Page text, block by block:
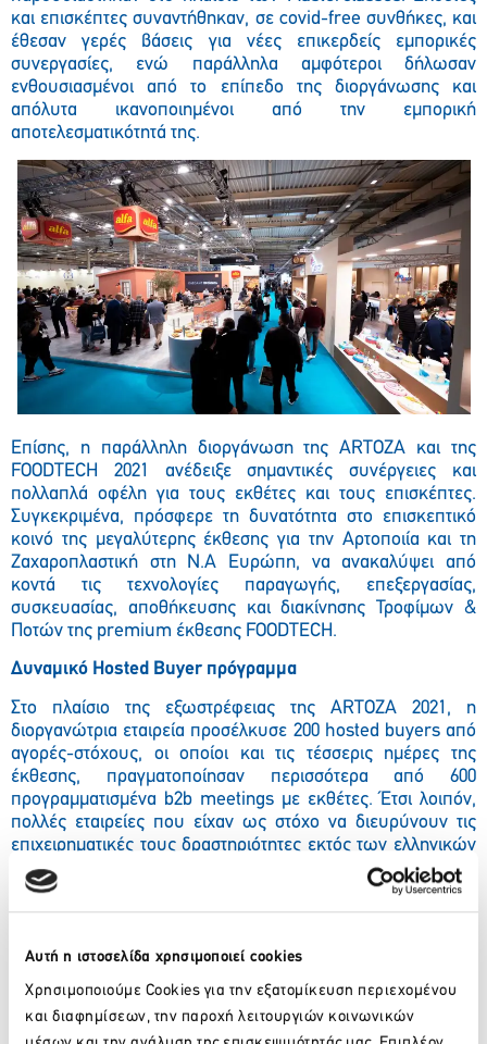
Αυτή η ιστοσελίδα χρησιμοποιεί cookies
Χρησιμοποιούμε Cookies για την εξατομίκευση περιεχομένου
και διαφημίσεων, την παροχή λειτουργιών κοινωνικών
και επισκέπτες συναντήθηκαν, σε covid-free συνθήκες, και
έθεσαν γερές βάσεις για νέες επικερδείς εμπορικές
συνεργασίες, ενώ παράλληλα αμφότεροι δήλωσαν
ενθουσιασμένοι από το επίπεδο της διοργάνωσης και
απόλυτα ικανοποιημένοι από την εμπορική
αποτελεσματικότητά της.
Επίσης, η παράλληλη διοργάνωση της ARTOZA και της
FOODTECH 2021 ανέδειξεσημαντικές συνέργειες και
πολλαπλά οφέλη για τους εκθέτες και τους επισκέπτες.
Συγκεκριμένα, πρόσφερε τη δυνατότητα στο επισκεπτικό
κοινό της μεγαλύτερης έκθεσης για την Αρτοποιία και τη
Ζαχαροπλαστική στη Ν.Α Ευρώπη, να ανακαλύψει από
κοντά τις τεχνολογίες παραγωγής, επεξεργασίας,
συσκευασίας, αποθήκευσης και διακίνησης Τροφίμων &
Ποτών της premium έκθεσης FOODTECH.
Δυναμικό Hosted Buyer πρόγραμμα
Στο πλαίσιο της εξωστρέφειας της ARTOZA 2021, η
διοργανώτρια εταιρεία προσέλκυσε 200 hosted buyers από
αγορές-στόχους, οι οποίοι και τις τέσσερις ημέρες της
έκθεσης, πραγματοποίησανπερισσότερα από 600
προγραμματισμένα b2b meetings με εκθέτες.Έτσι λοιπόν,
πολλές εταιρείες που είχαν ως στόχο να διευρύνουν τις
επιχειρηματικές τους δραστηριότητες εκτός των ελληνικών
συνόρων κατάφεραν να συναντήσουν κάτω από την ίδια
στέγη key buyers από όλο τον κόσμο, γεγονός που δείχνει
τη δυναμική της έκθεσης για περαιτέρω διεθνοποίηση στο
προγράμματος προέρχονταναπό αγορές – στόχους από
ολόκληρο τον κόσμο, όπως η Αίγυπτος, το Ισραήλ, ο
Λίβανος, η Ιορδανία, αλλά και από χώρες της Ευρώπης,
όπως: Πολωνία, Ρουμανία, Σλοβενία, Τουρκία, Βουλγαρία,